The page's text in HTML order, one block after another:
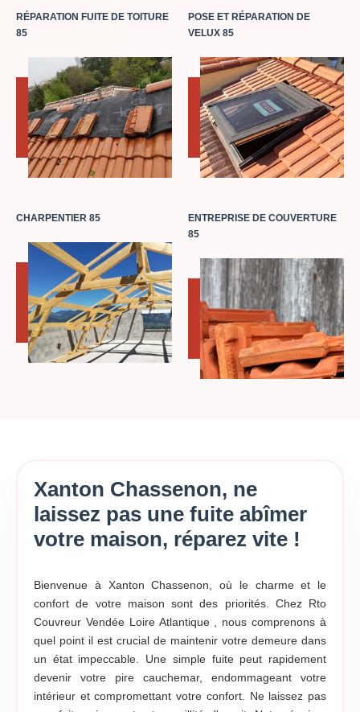
RÉPARATION FUITE DE TOITURE
85
POSE ET RÉPARATION DE
VELUX 85
CHARPENTIER 85
ENTREPRISE DE COUVERTURE
85
Xanton Chassenon, ne
laissez pas une fuite abîmer
votre maison, réparez vite !
Bienvenue à Xanton Chassenon, où le charme et le
confort de votre maison sont des priorités. Chez Rto
Couvreur Vendée Loire Atlantique , nous comprenons à
quel point il est crucial de maintenir votre demeure dans
un état impeccable. Une simple fuite peut rapidement
devenir votre pire cauchemar, endommageant votre
intérieur et compromettant votre confort. Ne laissez pas